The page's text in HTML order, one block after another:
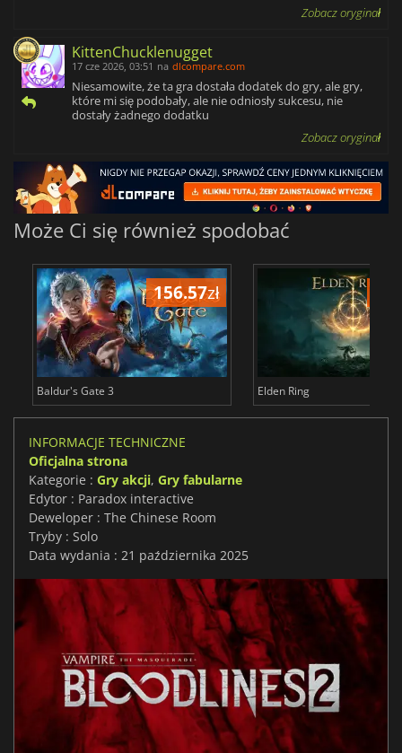
Zobacz oryginał
KittenChucklenugget
17 cze 2026, 03:51 na dlcompare.com
Niesamowite, że ta gra dostała dodatek do gry, ale gry,
które mi się podobały, ale nie odniosły sukcesu, nie
dostały żadnego dodatku
Zobacz oryginał
Może Ci się również spodobać
156.57zł
Baldur's Gate 3 Elden Ring
INFORMACJE TECHNICZNE
Oficjalna strona
Kategorie : Gry akcji, Gry fabularne
Edytor : Paradox interactive
Deweloper : The Chinese Room
Tryby : Solo
Data wydania : 21 października 2025